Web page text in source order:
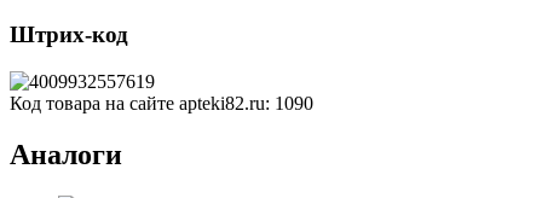
Штрих-код
Код товара на сайте apteki82.ru: 1090
Аналоги